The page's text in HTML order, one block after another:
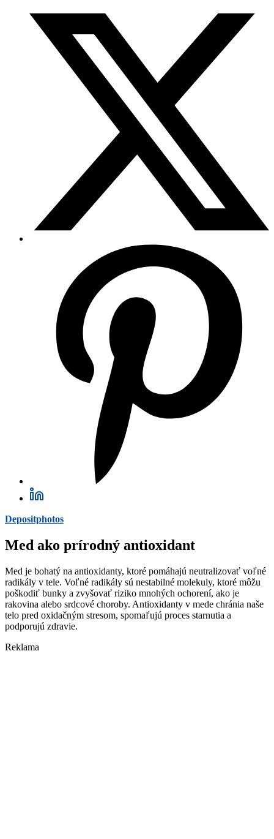
Depositphotos
Med ako prírodný antioxidant
Med je bohatý na antioxidanty, ktoré pomáhajú neutralizovať voľné
radikály v tele. Voľné radikály sú nestabilné molekuly, ktoré môžu
poškodiť bunky a zvyšovať riziko mnohých ochorení, ako je
rakovina alebo srdcové choroby. Antioxidanty v mede chránia naše
telo pred oxidačným stresom, spomaľujú proces starnutia a
podporujú zdravie.
Reklama